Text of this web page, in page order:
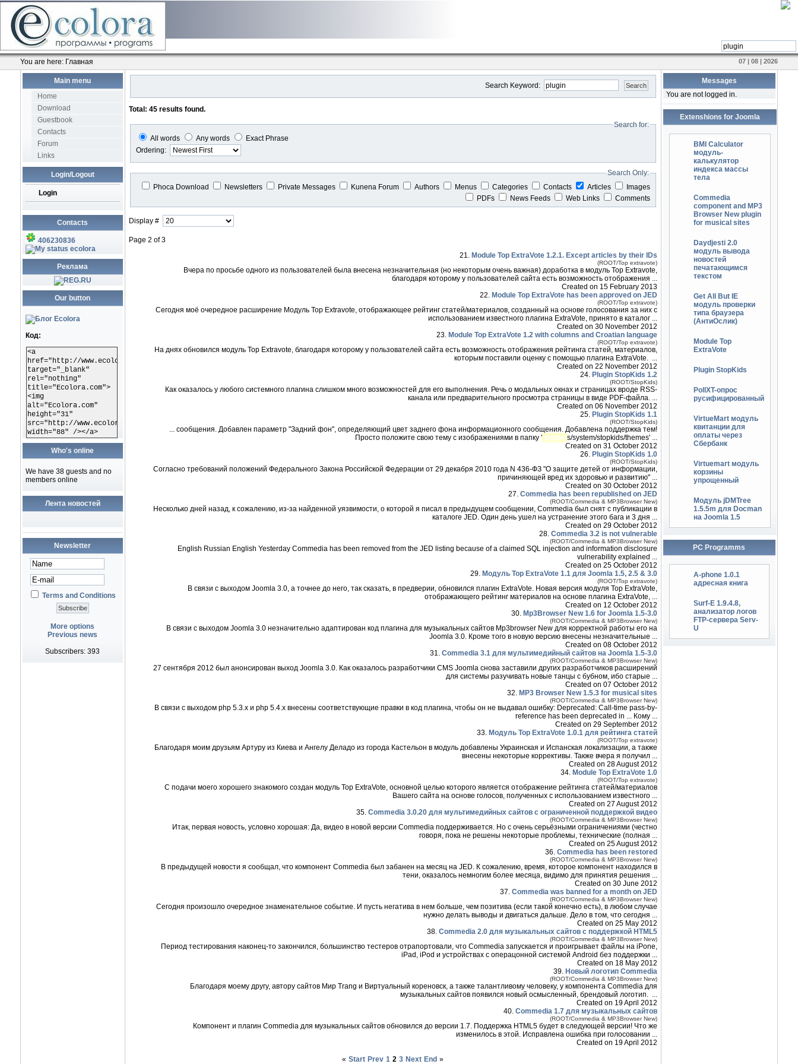
You are here: Главная 07 | 08 | 2026
Main menu
Home
Download
Guestbook
Contacts
Forum
Links
Login/Logout
Login
Contacts
406230836
ecolora
Реклама
Our button
Код:
<a
href="http://www.ecolora.com"
target="_blank"
rel="nothing"
title="Ecolora.com">
<img
alt="Ecolora.com"
height="31"
src="http://www.ecolora.com/images/ecoloracom.gif"
width="88" /></a>
Who's online
We have 38 guests and no
members online
Лента новостей
Newsletter
Terms and Conditions
More options
Previous news
Subscribers: 393
Search Keyword: Search
Total: 45 results found.
Search for:
All words
Any words
Exact Phrase
Ordering:
Search Only:
Phoca Download
Newsletters Private Messages Kunena Forum Authors Menus Categories Contacts Articles
Images
PDFs
News Feeds Web Links Comments
Display #
Page 2 of 3
21. Module Top ExtraVote 1.2.1. Except articles by their IDs
(ROOT/Top extravote)
Вчера по просьбе одного из пользователей была внесена незначительная (но некоторым очень важная) доработка в модуль Top Extravote,
благодаря которому у пользователей сайта есть возможность отображения ...
Created on 15 February 2013
22. Module Top ExtraVote has been approved on JED
(ROOT/Top extravote)
Сегодня моё очередное расширение Модуль Top Extravote, отображающее рейтинг статей/материалов, созданный на основе голосования за них с
использованием известного плагина ExtraVote, принято в каталог ...
Created on 30 November 2012
23. Module Top ExtraVote 1.2 with columns and Croatian language
(ROOT/Top extravote)
На днях обновился модуль Top Extravote, благодаря которому у пользователей сайта есть возможность отображения рейтинга статей, материалов,
которым поставили оценку с помощью плагина ExtraVote. ...
Created on 22 November 2012
24. Plugin StopKids 1.2
(ROOT/StopKids)
Как оказалось у любого системного плагина слишком много возможностей для его выполнения. Речь о модальных окнах и страницах вроде RSS-
канала или предварительного просмотра страницы в виде PDF-файла. ...
Created on 06 November 2012
25. Plugin StopKids 1.1
(ROOT/StopKids)
... сообщения. Добавлен параметр "Задний фон", определяющий цвет заднего фона информационного сообщения. Добавлена поддержка тем!
Просто положите свою тему с изображениями в папку ' plugin s/system/stopkids/themes' ...
Created on 31 October 2012
26. Plugin StopKids 1.0
(ROOT/StopKids)
Согласно требований положений Федерального Закона Российской Федерации от 29 декабря 2010 года N 436-ФЗ "О защите детей от информации,
причиняющей вред их здоровью и развитию" ...
Created on 30 October 2012
27. Commedia has been republished on JED
(ROOT/Commedia & MP3Browser New)
Несколько дней назад, к сожалению, из-за найденной уязвимости, о которой я писал в предыдущем сообщении, Commedia был снят с публикации в
каталоге JED. Один день ушел на устранение этого бага и 3 дня ...
Created on 29 October 2012
28. Commedia 3.2 is not vulnerable
(ROOT/Commedia & MP3Browser New)
English Russian English Yesterday Commedia has been removed from the JED listing because of a claimed SQL injection and information disclosure
vulnerability explained ...
Created on 25 October 2012
29. Модуль Top ExtraVote 1.1 для Joomla 1.5, 2.5 & 3.0
(ROOT/Top extravote)
В связи с выходом Joomla 3.0, а точнее до него, так сказать, в предверии, обновился плагин ExtraVote. Новая версия модуля Top ExtraVote,
отображающего рейтинг материалов на основе плагина ExtraVote, ...
Created on 12 October 2012
30. Mp3Browser New 1.6 for Joomla 1.5-3.0
(ROOT/Commedia & MP3Browser New)
В связи с выходом Joomla 3.0 незначительно адаптирован код плагина для музыкальных сайтов Mp3browser New для корректной работы его на
Joomla 3.0. Кроме того в новую версию внесены незначительные ...
Created on 08 October 2012
31. Commedia 3.1 для мультимедийный сайтов на Joomla 1.5-3.0
(ROOT/Commedia & MP3Browser New)
27 сентября 2012 был анонсирован выход Joomla 3.0. Как оказалось разработчики CMS Joomla снова заставили других разработчиков расширений
для системы разучивать новые танцы с бубном, ибо старые ...
Created on 07 October 2012
32. MP3 Browser New 1.5.3 for musical sites
(ROOT/Commedia & MP3Browser New)
В связи с выходом php 5.3.x и php 5.4.x внесены соответствующие правки в код плагина, чтобы он не выдавал ошибку: Deprecated: Call-time pass-by-
reference has been deprecated in ... Кому ...
Created on 29 September 2012
33. Модуль Top ExtraVote 1.0.1 для рейтинга статей
(ROOT/Top extravote)
Благодаря моим друзьям Артуру из Киева и Ангелу Деладо из города Кастельон в модуль добавлены Украинская и Испанская локализации, а также
внесены некоторые коррективы. Также вчера я получил ...
Created on 28 August 2012
34. Module Top ExtraVote 1.0
(ROOT/Top extravote)
С подачи моего хорошего знакомого создан модуль Top ExtraVote, основной целью которого является отображение рейтинга статей/материалов
Вашего сайта на основе голосов, полученных с использованием известного ...
Created on 27 August 2012
35. Commedia 3.0.20 для мультимедийных сайтов с ограниченной поддержкой видео
(ROOT/Commedia & MP3Browser New)
Итак, первая новость, условно хорошая: Да, видео в новой версии Commedia поддерживается. Но с очень серьёзными ограничениями (честно
говоря, пока не решены некоторые проблемы, технические (полная ...
Created on 25 August 2012
36. Commedia has been restored
(ROOT/Commedia & MP3Browser New)
В предыдущей новости я сообщал, что компонент Commedia был забанен на месяц на JED. К сожалению, время, которое компонент находился в
тени, оказалось немногим более месяца, видимо для принятия решения ...
Created on 30 June 2012
37. Commedia was banned for a month on JED
(ROOT/Commedia & MP3Browser New)
Сегодня произошло очередное знаменательное событие. И пусть негатива в нем больше, чем позитива (если такой конечно есть), в любом случае
нужно делать выводы и двигаться дальше. Дело в том, что сегодня ...
Created on 25 May 2012
38. Commedia 2.0 для музыкальных сайтов с поддержкой HTML5
(ROOT/Commedia & MP3Browser New)
Период тестирования наконец-то закончился, большинство тестеров отрапортовали, что Commedia запускается и проигрывает файлы на iPone,
iPad, iPod и устройствах с операцонной системой Android без поддержки ...
Created on 18 May 2012
39. Новый логотип Commedia
(ROOT/Commedia & MP3Browser New)
Благодаря моему другу, автору сайтов Мир Trang и Виртуальный кореновск, а также талантливому человеку, у компонента Commedia для
музыкальных сайтов появился новый осмысленный, брендовый логотип. ...
Created on 19 April 2012
40. Commedia 1.7 для музыкальных сайтов
(ROOT/Commedia & MP3Browser New)
Компонент и плагин Commedia для музыкальных сайтов обновился до версии 1.7. Поддержка HTML5 будет в следующей версии! Что же
изменилось в этой. Исправлена ошибка при голосовании ...
Created on 19 April 2012
« Start Prev 1 2 3 Next End »
Messages
You are not logged in.
Extenshions for Joomla
BMI Calculator
модуль-
калькулятор
индекса массы
тела
Commedia
component and MP3
Browser New plugin
for musical sites
Daydjesti 2.0
модуль вывода
новостей
печатающимся
текстом
Get All But IE
модуль проверки
типа браузера
(АнтиОслик)
Module Top
ExtraVote
Plugin StopKids
PollXT-опрос
русифицированный
VirtueMart модуль
квитанции для
оплаты через
Сбербанк
Virtuemart модуль
корзины
упрощенный
Модуль jDMTree
1.5.5m для Docman
на Joomla 1.5
PC Programms
A-phone 1.0.1
адресная книга
Surf-E 1.9.4.8,
анализатор логов
FTP-сервера Serv-
U